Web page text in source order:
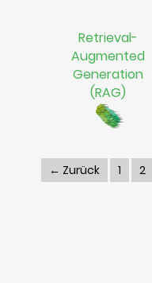
Retrieval-
Augmented
Generation
(RAG)
← Zurück 1 2